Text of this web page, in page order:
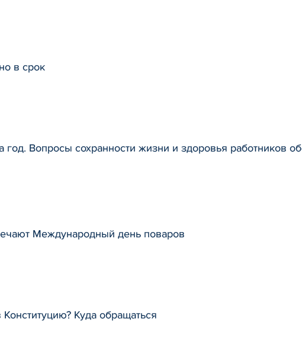
в срок
год. Вопросы сохранности жизни и здоровья работников
Международный день поваров
Куда обращаться